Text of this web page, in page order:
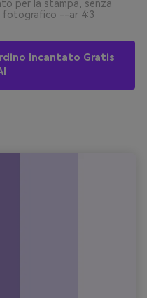
per la stampa, senza
fotografico --ar 4:3
Incantato Gratis